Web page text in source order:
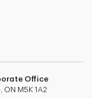
Office
M5K 1A2